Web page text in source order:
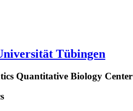
Tübingen
Quantitative Biology Center